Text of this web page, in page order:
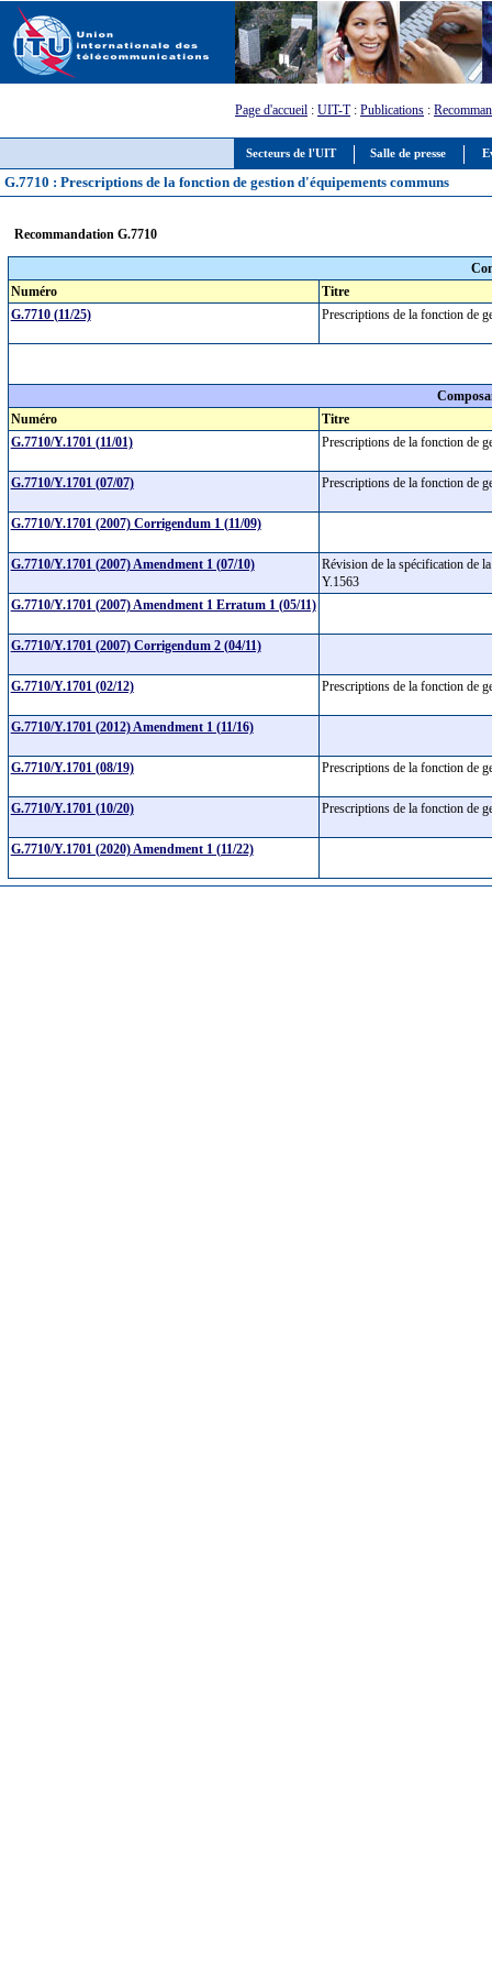
Secteurs de l'UIT Salle de presse
Page d'accueil : UIT-T: Publications :
G.7710 : Prescriptions de la fonction de gestion d'équipements communs
Recommandation G.7710
Numéro
Titre
G.7710 (11/25)
Prescriptions de la fonction de
Numéro
Titre
G.7710/Y.1701 (11/01)
Prescriptions de la fonction de
G.7710/Y.1701 (07/07) Prescriptions de la fonction de
G.7710/Y.1701 (2007) Corrigendum 1 (11/09)
G.7710/Y.1701 (2007) Amendment 1 (07/10)
Révision de la spécification de
Y.1563
G.7710/Y.1701 (2007) Amendment 1 Erratum 1 (05/11)
G.7710/Y.1701 (2007) Corrigendum 2 (04/11)
G.7710/Y.1701 (02/12) Prescriptions de la fonction de
G.7710/Y.1701 (2012) Amendment 1 (11/16)
G.7710/Y.1701 (08/19) Prescriptions de la fonction de
G.7710/Y.1701 (10/20) Prescriptions de la fonction de
G.7710/Y.1701 (2020) Amendment 1 (11/22)